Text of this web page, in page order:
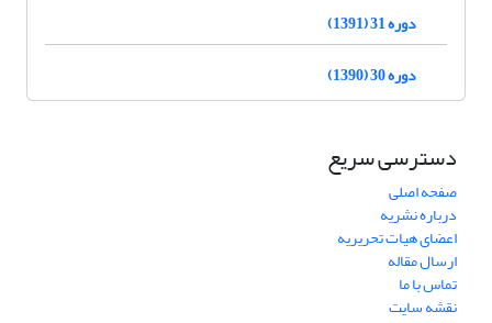
دوره 31 (1391)
دوره 30 (1390)
دسترسی سریع
صفحه اصلی
درباره نشریه
اعضای هیات تحریریه
ارسال مقاله
تماس با ما
نقشه سایت